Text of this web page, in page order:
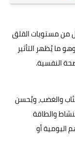
من مستويات القلق
ما يُظهر التأثير
النفسية.
والغضب، ويُحسن
والطاقة
اليومية أو